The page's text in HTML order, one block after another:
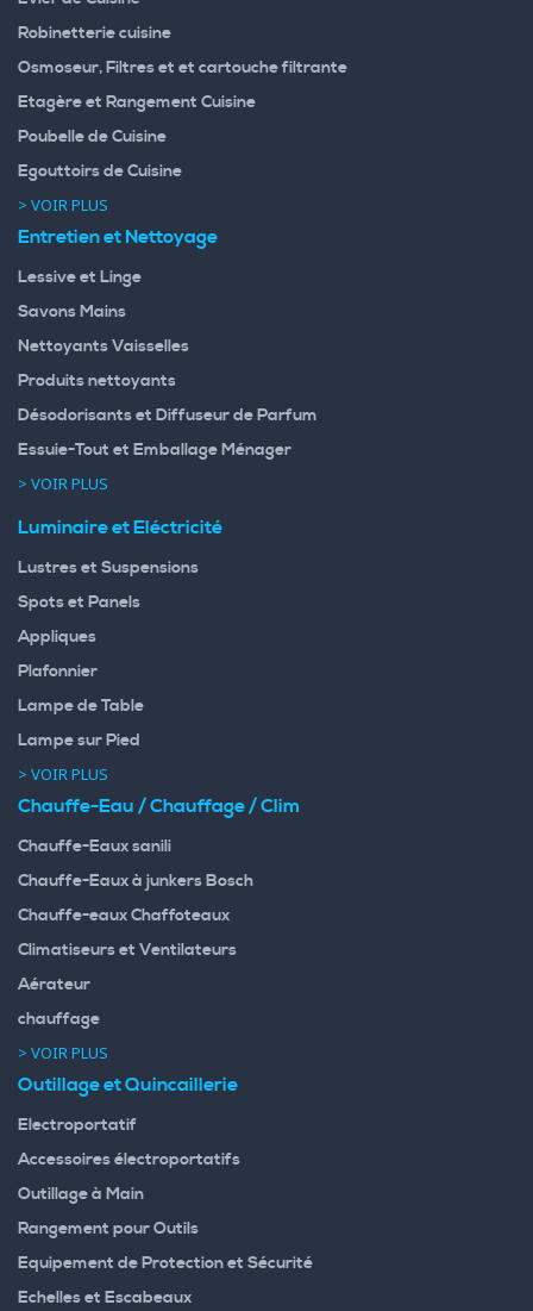
Robinetterie cuisine
Osmoseur, Filtres et et cartouche filtrante
Etagère et Rangement Cuisine
Poubelle de Cuisine
Egouttoirs de Cuisine
> VOIR PLUS
Entretien et Nettoyage
Lessive et Linge
Savons Mains
Nettoyants Vaisselles
Produits nettoyants
Désodorisants et Diffuseur de Parfum
Essuie-Tout et Emballage Ménager
> VOIR PLUS
Luminaire et Eléctricité
Lustres et Suspensions
Spots et Panels
Appliques
Plafonnier
Lampe de Table
Lampe sur Pied
> VOIR PLUS
Chauffe-Eau / Chauffage / Clim
Chauffe-Eaux sanili
Chauffe-Eaux à junkers Bosch
Chauffe-eaux Chaffoteaux
Climatiseurs et Ventilateurs
Aérateur
chauffage
> VOIR PLUS
Outillage et Quincaillerie
Electroportatif
Accessoires électroportatifs
Outillage à Main
Rangement pour Outils
Equipement de Protection et Sécurité
Echelles et Escabeaux